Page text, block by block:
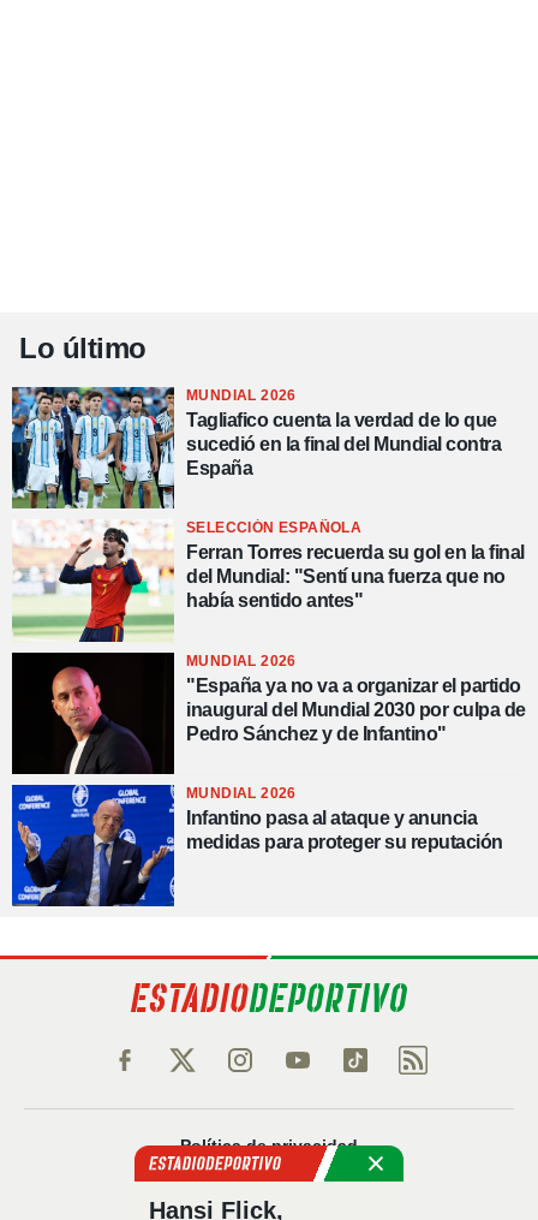
Lo último
MUNDIAL 2026
Tagliafico cuenta la verdad de lo que
sucedió en la final del Mundial contra
España
SELECCIÓN ESPAÑOLA
Ferran Torres recuerda su gol en la final
del Mundial: "Sentí una fuerza que no
había sentido antes"
MUNDIAL 2026
"España ya no va a organizar el partido
inaugural del Mundial 2030 por culpa de
Pedro Sánchez y de Infantino"
MUNDIAL 2026
Infantino pasa al ataque y anuncia
medidas para proteger su reputación
Política de privacidad
Política de cookies
Política Comercial
Hansi Flick,